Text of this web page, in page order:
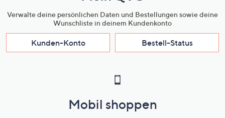
Verwalte deine persönlichen Daten und Bestellungen sowie deine
Wunschliste in deinem Kundenkonto
Kunden-Konto Bestell-Status
Mobil shoppen